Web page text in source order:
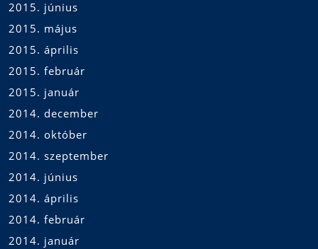
2015. június
2015. május
2015. április
2015. február
2015. január
2014. december
2014. október
2014. szeptember
2014. június
2014. április
2014. február
2014. január